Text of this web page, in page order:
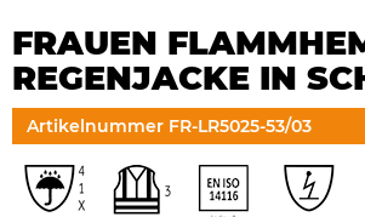
FRAUEN
REGENJACKE IN
Artikelnummer FR-LR5025-53/03